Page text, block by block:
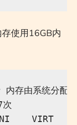
使用16GB内
由系统分配
VIRT